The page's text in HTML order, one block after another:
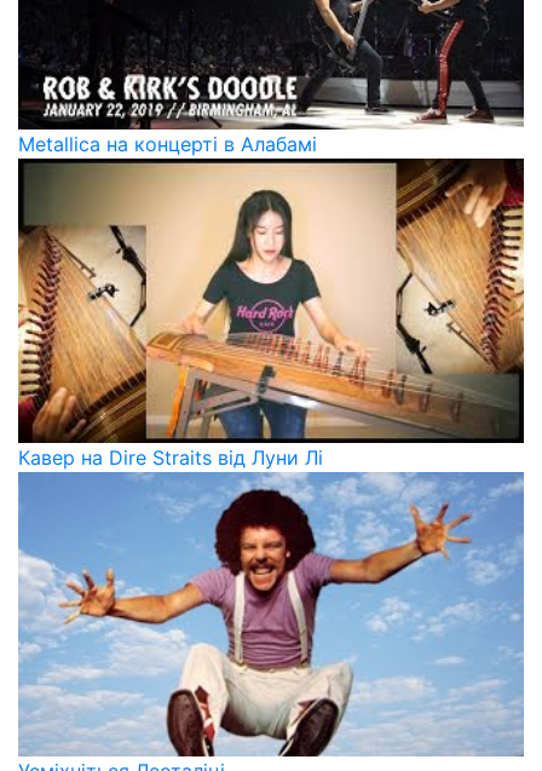
Metallica на концерті в Алабамі
Кавер на Dire Straits від Луни Лі